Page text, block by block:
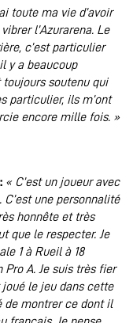
toute ma vie d’avoir
l’Azurarena. Le
c’est particulier
y a beaucoup
toujours soutenu qui
particulier, ils m’ont
encore mille fois. »
« C’est un joueur avec
une personnalité
honnête et très
que le respecter. Je
1 à Rueil à 18
A. Je suis très fier
le jeu dans cette
de montrer ce dont il